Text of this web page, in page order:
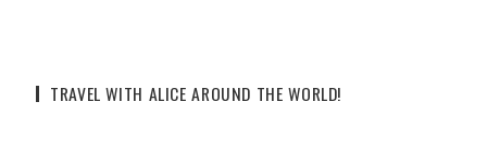
TRAVEL WITH ALICE AROUND THE WORLD!